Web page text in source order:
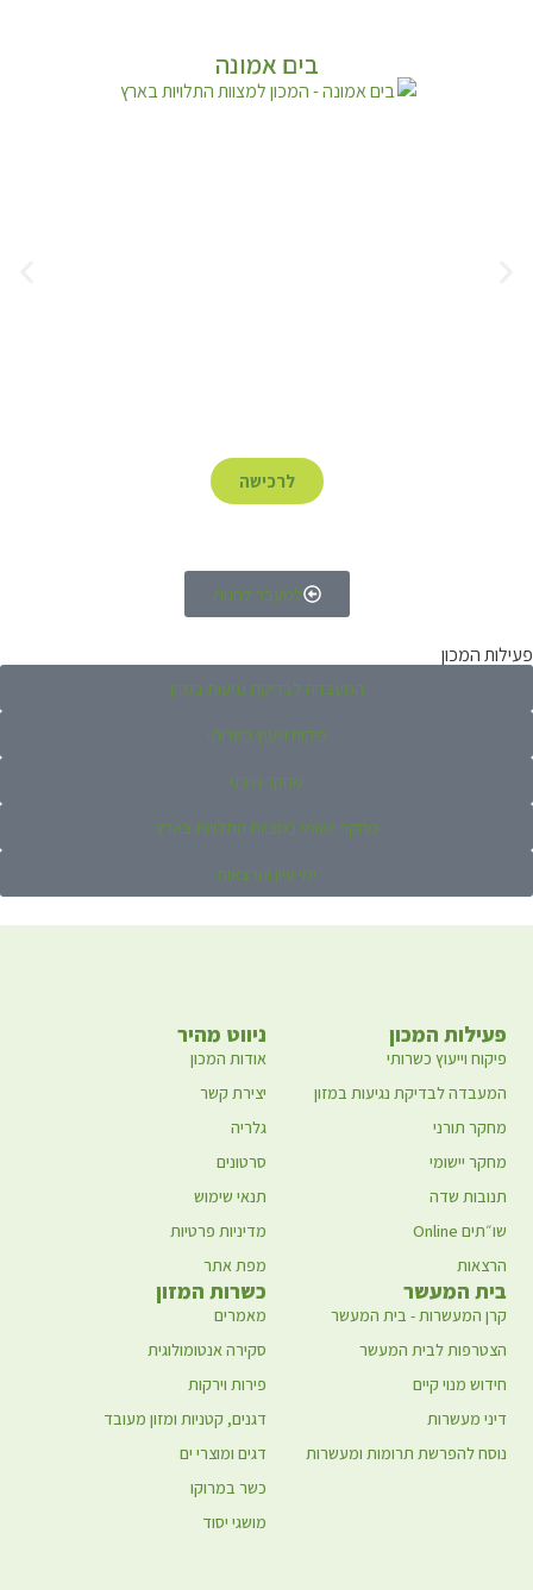
בים אמונה
לרכישה
למעבר לחנות
פעילות המכון
המעבדה לבדיקת נגיעות במזון
פיקוח וייעוץ כשרותי
מחקר תורני
מחקר יישומי במצוות התלויות בארץ
ימי עיון והרצאות
ניווט מהיר
אודות המכון
יצירת קשר
גלריה
סרטונים
תנאי שימוש
מדיניות פרטיות
מפת אתר
פעילות המכון
פיקוח וייעוץ כשרותי
המעבדה לבדיקת נגיעות במזון
מחקר תורני
מחקר יישומי
תנובות שדה
שו״תים Online
הרצאות
כשרות המזון
מאמרים
סקירה אנטומולוגית
פירות וירקות
דגנים, קטניות ומזון מעובד
דגים ומוצרי ים
כשר במרוקו
מושגי יסוד
בית המעשר
קרן המעשרות - בית המעשר
הצטרפות לבית המעשר
חידוש מנוי קיים
דיני מעשרות
נוסח להפרשת תרומות ומעשרות